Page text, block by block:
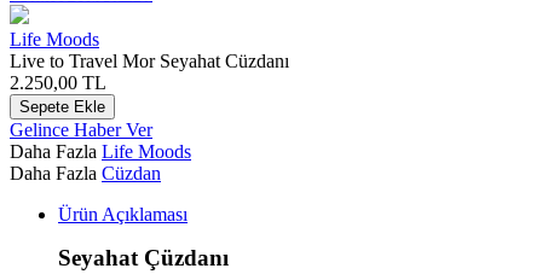
Life Moods
Live to Travel Mor Seyahat Cüzdanı
2.250,00 TL
Sepete Ekle
Gelince Haber Ver
Daha Fazla Life Moods
Daha Fazla Cüzdan
Ürün Açıklaması
Seyahat Çüzdanı